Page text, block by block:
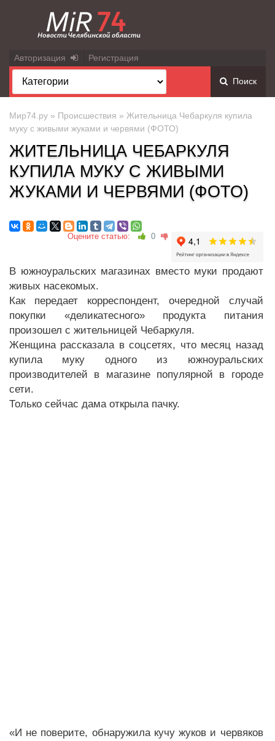
Авторизация Регистрация
Поиск
Мир74.ру » Происшествия » Жительница Чебаркуля купила
муку с живыми жуками и червями (ФОТО)
ЖИТЕЛЬНИЦА ЧЕБАРКУЛЯ
КУПИЛА МУКУ С ЖИВЫМИ
ЖУКАМИ И ЧЕРВЯМИ (ФОТО)
Оцените статью: 0
В южноуральских магазинах вместо муки продают
живых насекомых.
Как передает корреспондент, очередной случай
покупки «деликатесного» продукта питания
произошел с жительницей Чебаркуля.
Женщина рассказала в соцсетях, что месяц назад
купила муку одного из южноуральских
производителей в магазине популярной в городе
сети.
Только сейчас дама открыла пачку.
«И не поверите, обнаружила кучу жуков и червяков